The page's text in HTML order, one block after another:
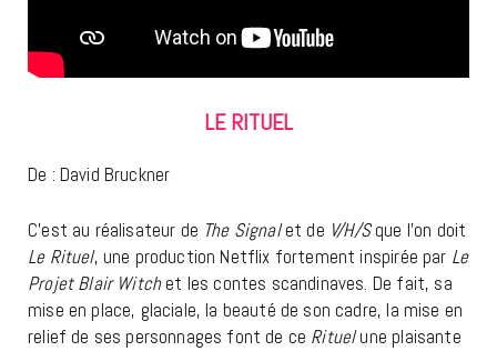
LE RITUEL
De : David Bruckner
C’est au réalisateur de The Signalet de V/H/Sque l’on doit
Le Rituel, une production Netflix fortement inspirée par Le
Projet Blair Witchet les contes scandinaves. De fait, sa
mise en place, glaciale, la beauté de son cadre, la mise en
relief de ses personnages font de ce Rituelune plaisante